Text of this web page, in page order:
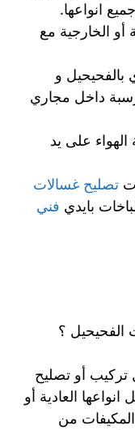
انواعها.
أو الخارجية مع
و
داخل مجاري
الهواء على يد
تصليح غسالات
بايدي فني
الفحيحيل ؟
تركيب أو تصليح
العادية أو
المكيفات من